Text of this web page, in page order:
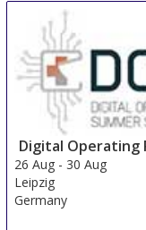
Academic
24 Aug - 25 Aug
Beijing area
China
Digital Operating
26 Aug - 30 Aug
Leipzig
Germany